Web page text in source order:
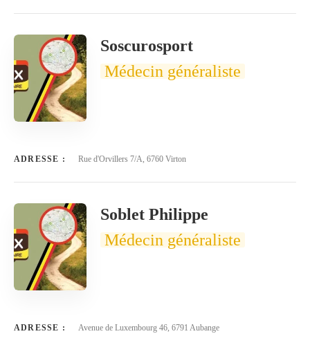
Soscurosport
Médecin généraliste
ADRESSE : Rue d'Orvillers 7/A, 6760 Virton
Soblet Philippe
Médecin généraliste
ADRESSE : Avenue de Luxembourg 46, 6791 Aubange